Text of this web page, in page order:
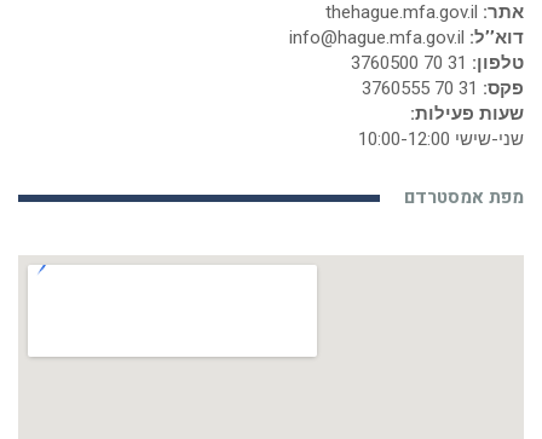
אתר:
דוא’’ל:
טלפון:
פקס:
שעות פעילות:
שני-שישי 10:00-12:00
מפת אמסטרדם